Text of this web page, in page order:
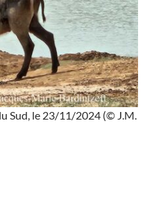
Sud, le 23/11/2024 (© J.M.
Afrique du Sud